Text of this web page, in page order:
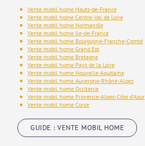
Vente mobil home Hauts-de-France
Vente mobil home Centre-Val de Loire
Vente mobil home Normandie
Vente mobil home Ile-de-France
Vente mobil home Bourgogne-Franche-Comté
Vente mobil home Grand Est
Vente mobil home Bretagne
Vente mobil home Pays de la Loire
Vente mobil home Nouvelle-Aquitaine
Vente mobil home Auvergne-Rhône-Alpes
Vente mobil home Occitanie
Vente mobil home Provence-Alpes-Côte d'Azur
Vente mobil home Corse
GUIDE : VENTE MOBIL HOME